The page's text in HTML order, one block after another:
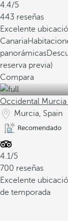
4.4/5
443 reseñas
Excelente
Canaria
panorámicas
reserva previa)
Compara
Occidental Murcia
Murcia, Spain
Recomendado
4.1/5
700 reseñas
Excelente
de temporada